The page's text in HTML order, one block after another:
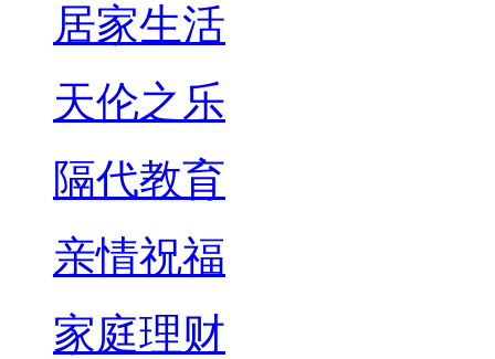
居家生活
天伦之乐
隔代教育
亲情祝福
家庭理财